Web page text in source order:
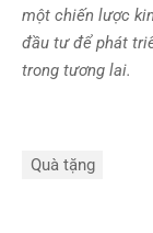
một chiến lược
đầu tư để phát
trong tương lai.
Quà tặng